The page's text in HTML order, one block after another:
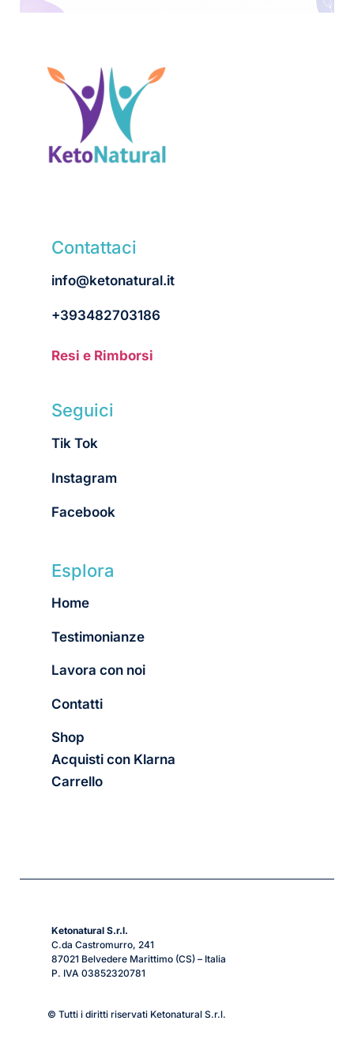
Contattaci
info@ketonatural.it
+393482703186
Resi e Rimborsi
Seguici
Tik Tok
Instagram
Facebook
Esplora
Home
Testimonianze
Lavora con noi
Contatti
Shop
Acquisti con Klarna
Carrello
Ketonatural S.r.l.
C.da Castromurro, 241
87021 Belvedere Marittimo (CS) – Italia
P. IVA 03852320781
© Tutti i diritti riservati Ketonatural S.r.l.